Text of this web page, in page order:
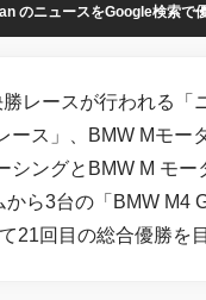
のニュースをGoogle検索で
レースが行われる「
ース」、BMW Mモー
シングとBMW M モー
から3台の「BMW M4
21回目の総合優勝を